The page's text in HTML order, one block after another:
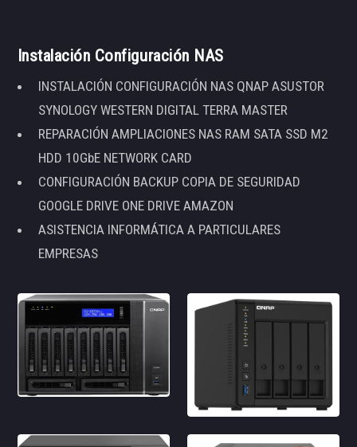
Instalación Configuración NAS
INSTALACIÓN CONFIGURACIÓN NAS QNAP ASUSTOR
SYNOLOGY WESTERN DIGITAL TERRA MASTER
REPARACIÓN AMPLIACIONES NAS RAM SATA SSD M2
HDD 10GbE NETWORK CARD
CONFIGURACIÓN BACKUP COPIA DE SEGURIDAD
GOOGLE DRIVE ONE DRIVE AMAZON
ASISTENCIA INFORMÁTICA A PARTICULARES
EMPRESAS